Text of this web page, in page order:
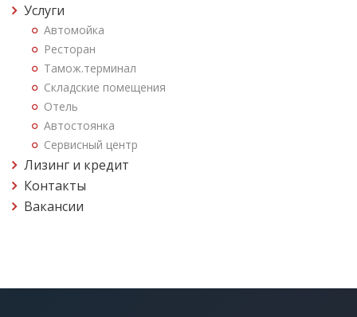
Услуги
Автомойка
Ресторан
Тамож.терминал
Складские помещения
Отель
Автостоянка
Сервисный центр
Лизинг и кредит
Контакты
Вакансии